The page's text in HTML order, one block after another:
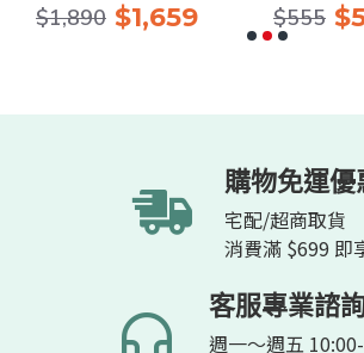
$1,659
$1,890 $555
購物免運優
宅配/超商取貨
消費滿 $699 即
客服專業諮
週一～週五